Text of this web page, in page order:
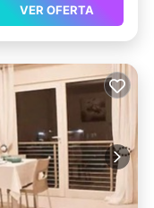
VER OFERTA